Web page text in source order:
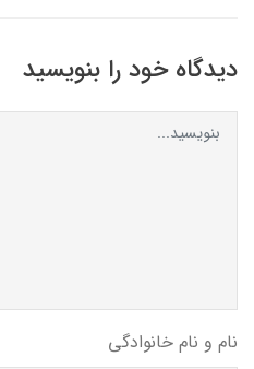
دیدگاه خود را بنویسید
نام و نام خانوادگی